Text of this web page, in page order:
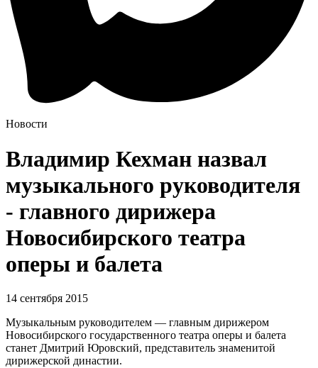
Новости
Владимир Кехман назвал
музыкального руководителя
- главного дирижера
Новосибирского театра
оперы и балета
14 сентября 2015
Музыкальным руководителем — главным дирижером
Новосибирского государственного театра оперы и балета
станет Дмитрий Юровский, представитель знаменитой
дирижерской династии.